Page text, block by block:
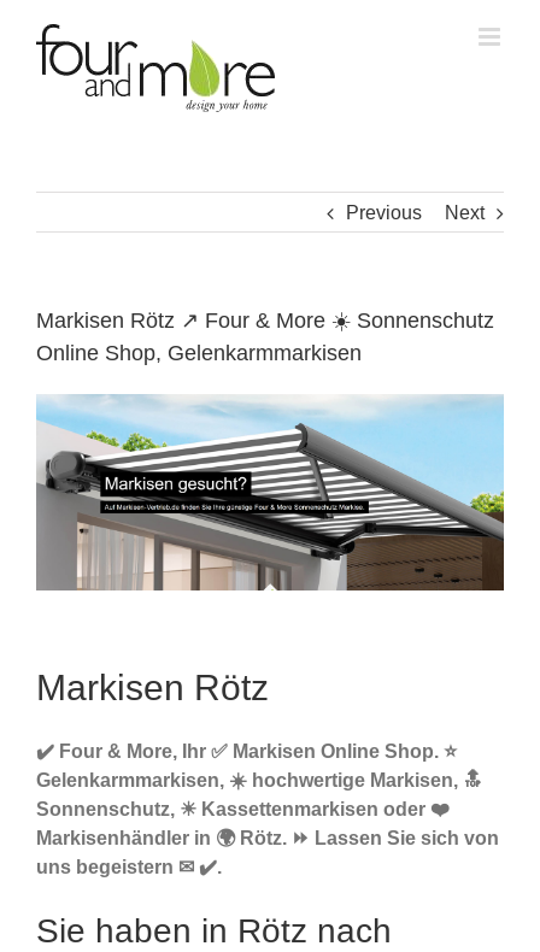
content
Previous Next
Markisen Rötz ↗️ Four & More ☀️ Sonnenschutz
Online Shop, Gelenkarmmarkisen
Markisen Rötz
✔️ Four & More, Ihr ✅ Markisen Online Shop. ⭐
Gelenkarmmarkisen, ☀️ hochwertige Markisen, 🔝
Sonnenschutz, ☀ Kassettenmarkisen oder ❤️
Markisenhändler in 🌍 Rötz. ⏩ Lassen Sie sich von
uns begeistern ✉ ✔️.
Sie haben in Rötz nach